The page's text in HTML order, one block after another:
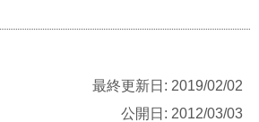
最終更新日: 2019/02/02
公開日: 2012/03/03